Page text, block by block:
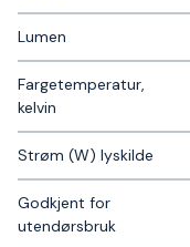
Lumen
Fargetemperatur,
kelvin
Strøm (W) lyskilde
Godkjent for
utendørsbruk